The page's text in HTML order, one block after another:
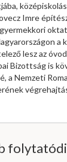
Imre
a
lesz az
Bizottság is
a Nemzeti